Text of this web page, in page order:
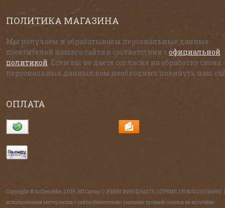
ПОЛИТИКА МАГАЗИНА
Мы получаем и обрабатываем персональные данные
посетителей нашего сайта в соответствии софициальной
политикой . Если вы не даете согласия на обработку своих
персональных данных,вам необходимо покинуть наш
ОПЛАТА
Copyright © ArtDecoMix, 2019, ИП Ситар О.В ИНН 181901262575, ОГРНИП 319183200016690.
использовании материалов с сайта обязательно указание прямой ссылки на источник.